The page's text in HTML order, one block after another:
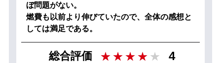
ぼ問題がない。
燃費も以前より伸びていたので、全体の感想と
しては満足である。
総合評価 4